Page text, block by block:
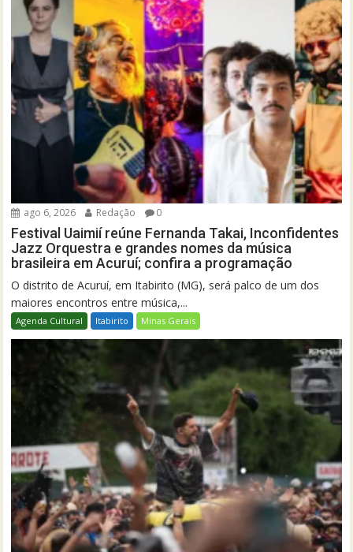
ago 6, 2026 Redação 0
Festival Uaimií reúne Fernanda Takai, Inconfidentes
Jazz Orquestra e grandes nomes da música
brasileira em Acuruí; confira a programação
O distrito de Acuruí, em Itabirito (MG), será palco de um dos
maiores encontros entre música,...
Agenda Cultural Itabirito Minas Gerais